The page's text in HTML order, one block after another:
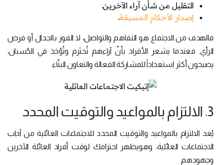
التقليل من شأن آراء الآخرين.
إصدار الأحكام المسبقة.
فالهدف من الاجتماع هو التفاهم والتواصل، لا الفوز بالجدال أو فرض
الرأي. فعندما يشعر الأفراد بأنّ آراءهم تُحتَرم وتُؤخذ في الحُسبان،
يصبحون أكثر استعداداً للمشاركة الفعالة والتعاون البنّاء.
3. الالتزام بالمواعيد والتوقيت المحدد
يُعد الالتزام بالمواعيد والتوقيت المحدد للاجتماعات العائلية من آداب
الاجتماعات العائلية، وهويظهر احترامك لوقت أفراد العائلة الآخرين
وجهودهم.